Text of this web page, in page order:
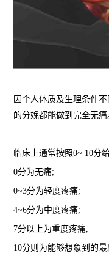
因个人体质及生理条件
的分娩都能做到完全无痛
临床上通常按照0~ 10分
0分为无痛;
0~3分为轻度疼痛;
4~6分为中度疼痛;
7分以上为重度疼痛,
10分则为能够想象到的